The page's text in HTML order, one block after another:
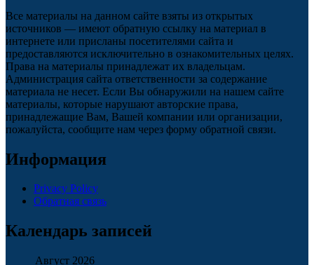
Все материалы на данном сайте взяты из открытых
источников — имеют обратную ссылку на материал в
интернете или присланы посетителями сайта и
предоставляются исключительно в ознакомительных целях.
Права на материалы принадлежат их владельцам.
Администрация сайта ответственности за содержание
материала не несет. Если Вы обнаружили на нашем сайте
материалы, которые нарушают авторские права,
принадлежащие Вам, Вашей компании или организации,
пожалуйста, сообщите нам через форму обратной связи.
Информация
Privacy Policy
Обратная связь
Календарь записей
Август 2026